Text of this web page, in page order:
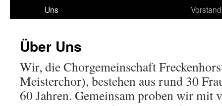
Uns
Vorstand
Über Uns
Wir, die Chorgemeinschaft
Meisterchor), bestehen aus rund 30
60 Jahren. Gemeinsam proben wir mit